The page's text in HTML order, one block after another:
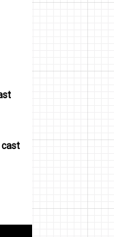
cast